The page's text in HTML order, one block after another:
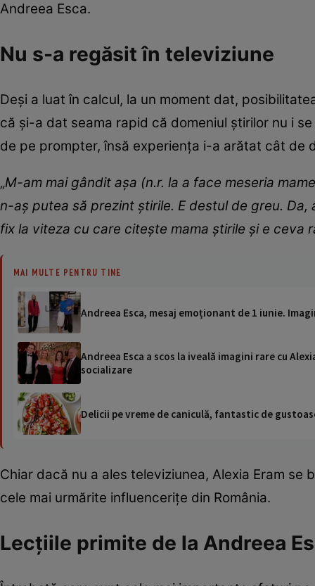
Andreea Esca.
Nu s-a regăsit în televiziune
Deși a luat în calcul, la un moment dat,
că și-a dat seama rapid că domeniul știrilor nu i
de pe prompter, însă experiența i-a arătat cât de
„M-am mai gândit așa (n.r. la a face meseria
n-aș putea să prezint știrile. E destul de greu.
fix la viteza cu care citește mama știrile și e ceva
MAI MULTE PENTRU TINE
Andreea Esca, mesaj emoționant de 1 iunie.
Andreea Esca a scos la iveală imagini rare cu
socializare
Delicii pe vreme de caniculă, fantastic de
Chiar dacă nu a ales televiziunea, Alexia Eram
cele mai urmărite influencerițe din România.
Lecțiile primite de la Andreea